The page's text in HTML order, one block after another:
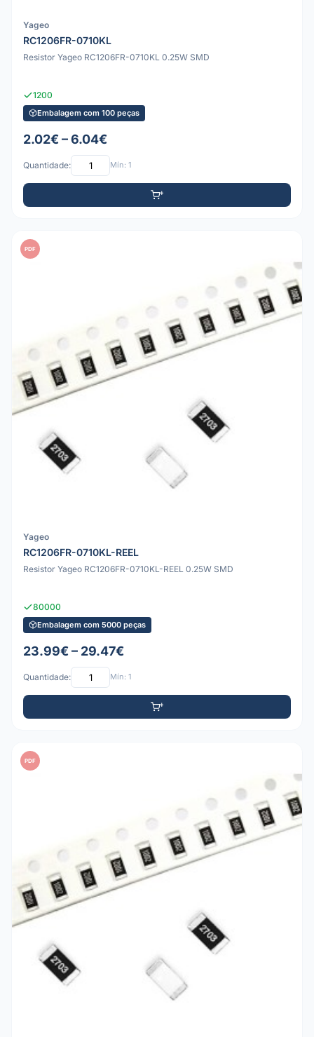
Yageo
RC1206FR-0710KL
Resistor Yageo RC1206FR-0710KL 0.25W SMD
1200
Embalagem com 100 peças
2.02€ – 6.04€
Quantidade: Mín: 1
PDF
Yageo
RC1206FR-0710KL-REEL
Resistor Yageo RC1206FR-0710KL-REEL 0.25W SMD
80000
Embalagem com 5000 peças
23.99€ – 29.47€
Quantidade: Mín: 1
PDF